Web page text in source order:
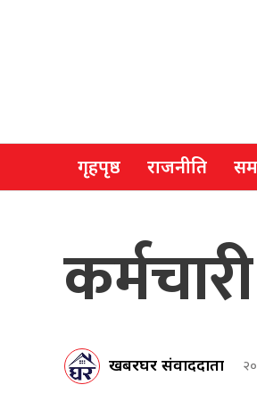
गृहपृष्ठ राजनीति
खबरघर संवाददाता